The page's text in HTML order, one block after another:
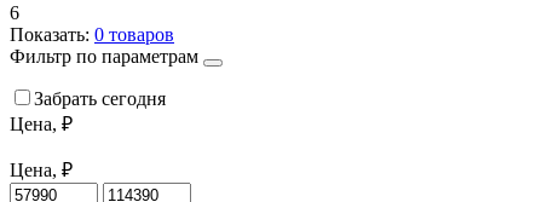
6
Показать: 0 товаров
Фильтр по параметрам
Забрать сегодня
Цена, ₽
Цена, ₽